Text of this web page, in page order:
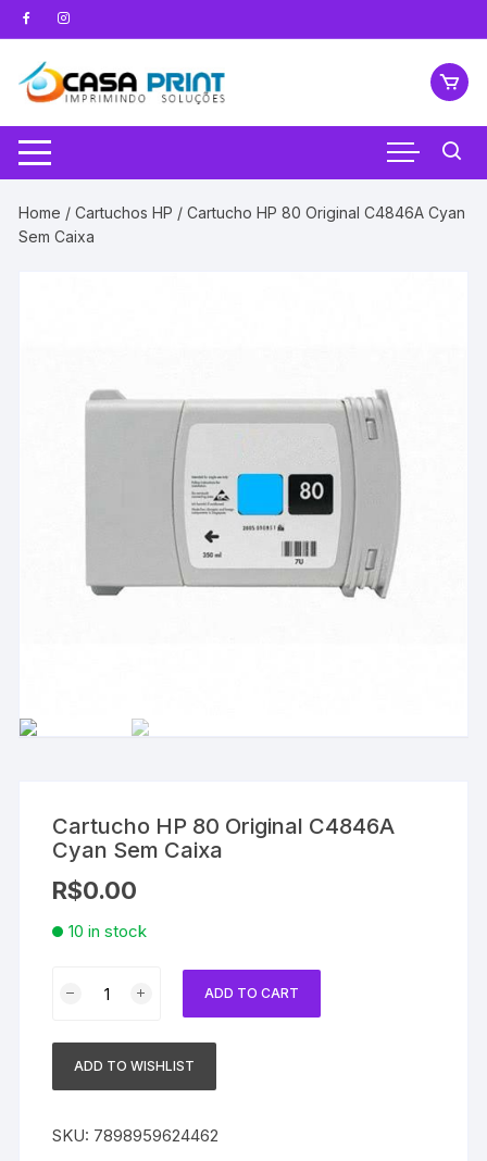
Pular
para
conteúdo
Home /Cartuchos HP / Cartucho HP 80 Original C4846A Cyan
Sem Caixa
Cartucho HP 80 Original C4846A
Cyan Sem Caixa
R$0.00
10 in stock
Original
Sem
ADD TO CART
ADD TO WISHLIST
SKU: 7898959624462